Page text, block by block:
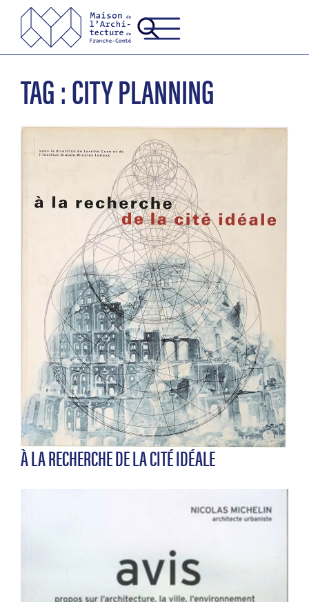
TAG : CITY PLANNING
À LA RECHERCHE DE LA CITÉ IDÉALE